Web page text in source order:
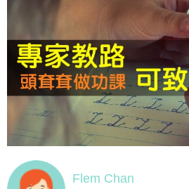
Flem Chan